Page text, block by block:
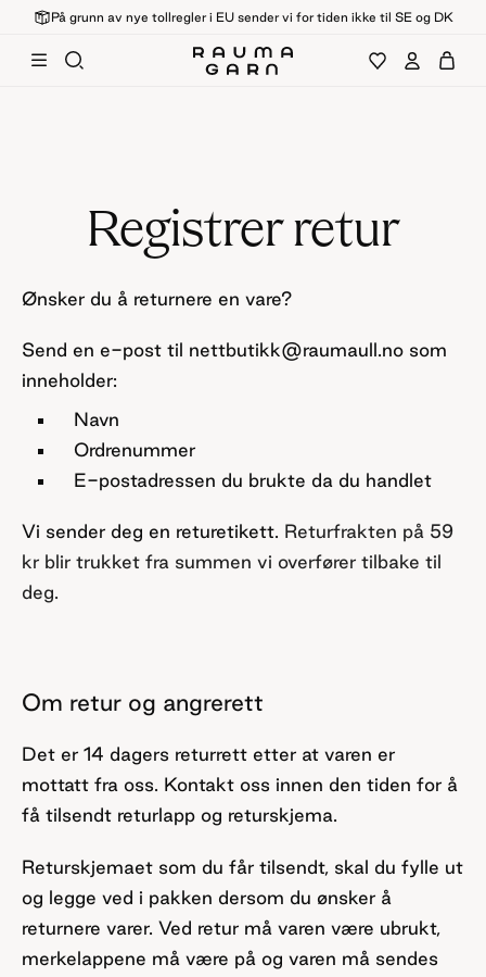
På grunn av nye tollregler i EU sender vi for tiden ikke til SE og DK
Registrer retur
Ønsker du å returnere en vare?
Send en e-post til nettbutikk@raumaull.no som
inneholder:
Navn
Ordrenummer
E-postadressen du brukte da du handlet
Vi sender deg en returetikett. Returfrakten på 59
kr blir trukket fra summen vi overfører tilbake til
deg.
Om retur og angrerett
Det er 14 dagers returrett etter at varen er
mottatt fra oss. Kontakt oss innen den tiden for å
få tilsendt returlapp og returskjema.
Returskjemaet som du får tilsendt, skal du fylle ut
og legge ved i pakken dersom du ønsker å
returnere varer. Ved retur må varen være ubrukt,
merkelappene må være på og varen må sendes